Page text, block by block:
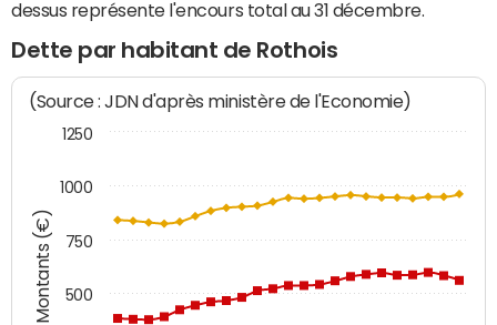
dessus représente l'encours total au 31 décembre.
Dette par habitant de Rothois
Montants (€)
(Source : JDN d'après ministère de l'Economie)
500
750
1000
1250